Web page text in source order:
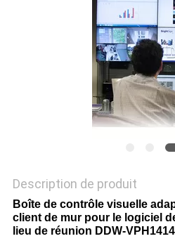
Description de produit
Boîte de contrôle visuelle
client de mur pour le logiciel
lieu de réunion DDW-VPH1414